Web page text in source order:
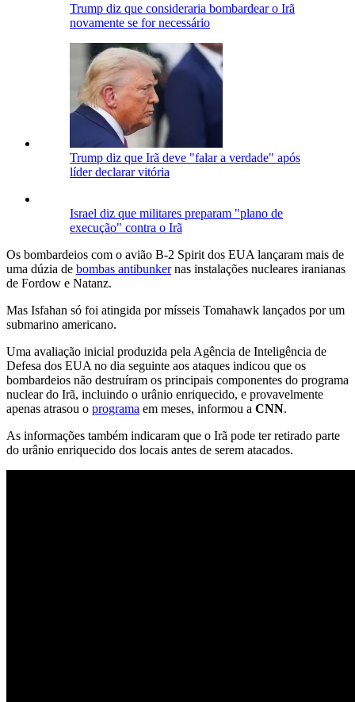
Trump diz que consideraria bombardear o Irã
novamente se for necessário
Trump diz que Irã deve "falar a verdade" após
líder declarar vitória
Israel diz que militares preparam "plano de
execução" contra o Irã
Os bombardeios com o avião B-2 Spirit dos EUA lançaram mais de
uma dúzia de bombas antibunkernas instalações nucleares iranianas
de Fordow e Natanz.
Mas Isfahan só foi atingida por mísseis Tomahawk lançados por um
submarino americano.
Uma avaliação inicial produzida pela Agência de Inteligência de
Defesa dos EUA no dia seguinte aos ataques indicou que os
bombardeios não destruíram os principais componentes do programa
nuclear do Irã, incluindo o urânio enriquecido, e provavelmente
apenas atrasou o programa em meses, informou a CNN.
As informações também indicaram que o Irã pode ter retirado parte
do urânio enriquecido dos locais antes de serem atacados.